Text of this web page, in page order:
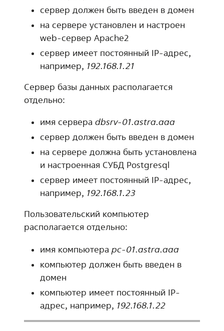
сервер должен быть введен в домен
на сервере установлен и настроен
web-сервер Apache2
сервер имеет постоянный IP-адрес,
например,
192.168.1.21
Сервер базы данных располагается
отдельно:
имя сервера dbsrv-01.astra.aaa
сервер должен быть введен в домен
на сервере должна быть установлена
и настроенная СУБД Postgresql
сервер имеет постоянный IP-адрес,
например, 192.168.1.23
Пользовательский компьютер
располагается отдельно:
имя компьютера pc-01.astra.aaa
компьютер должен быть введен в
домен
компьютер имеет постоянный IP-
адрес, например,
192.168.1.22